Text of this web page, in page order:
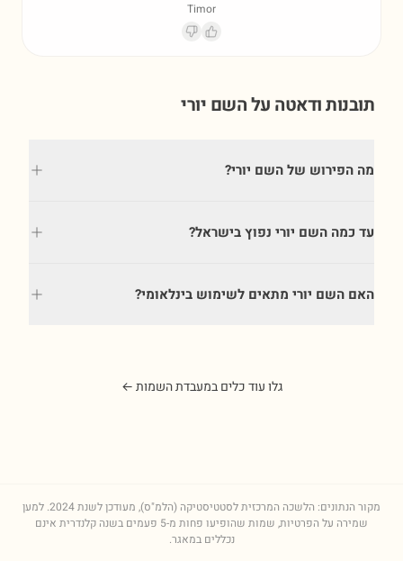
Timor
תובנות ודאטה על השם יורי
מה הפירוש של השם יורי?
עד כמה השם יורי נפוץ בישראל?
האם השם יורי מתאים לשימוש בינלאומי?
גלו עוד כלים במעבדת השמות ←
מקור הנתונים: הלשכה המרכזית לסטטיסטיקה (הלמ"ס), מעודכן לשנת2024. למען
שמירה על הפרטיות, שמות שהופיעו פחות מ-5 פעמים בשנה קלנדרית אינם
נכללים במאגר.